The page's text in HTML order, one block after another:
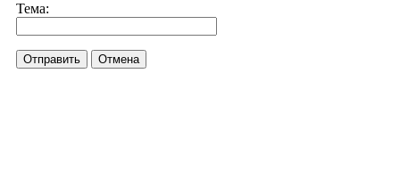
Тема:
Отправить Отмена